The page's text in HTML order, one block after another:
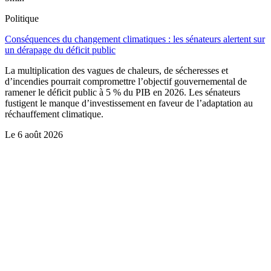
Politique
Conséquences du changement climatiques : les sénateurs alertent sur
un dérapage du déficit public
La multiplication des vagues de chaleurs, de sécheresses et
d’incendies pourrait compromettre l’objectif gouvernemental de
ramener le déficit public à 5 % du PIB en 2026. Les sénateurs
fustigent le manque d’investissement en faveur de l’adaptation au
réchauffement climatique.
Le 6 août 2026